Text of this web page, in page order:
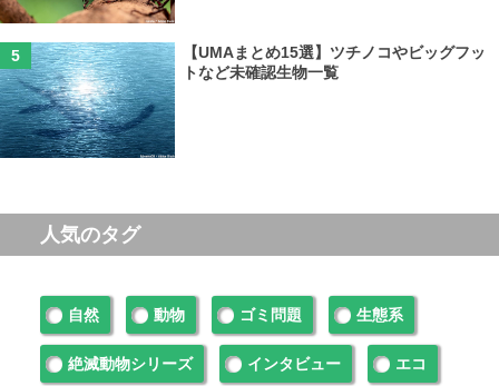
【UMAまとめ15選】ツチノコやビッグフッ
トなど未確認生物一覧
人気のタグ
自然 動物 ゴミ問題 生態系
絶滅動物シリーズ インタビュー エコ